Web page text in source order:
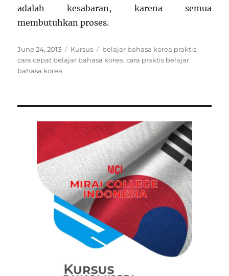
adalah kesabaran, karena semua
membutuhkan proses.
Posted
on
June 24, 2013 Categories
Kursus Tags
belajar bahasa korea praktis,
cara cepat belajar bahasa korea,cara praktis belajar
bahasa korea